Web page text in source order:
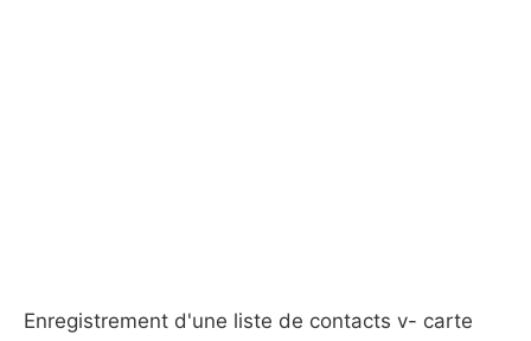
Enregistrement d'une liste de contacts v- carte